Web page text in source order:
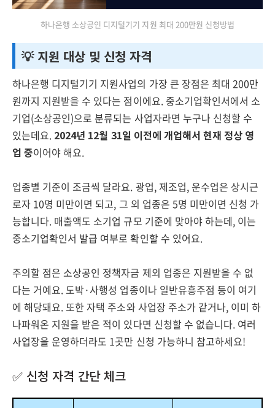
하나은행 소상공인 디지털기기 지원 최대 200만원 신청방법
💡 지원 대상 및 신청 자격
하나은행 디지털기기 지원사업의 가장 큰 장점은 최대 200만
원까지 지원받을 수 있다는 점이에요. 중소기업확인서에서 소
기업(소상공인)으로 분류되는 사업자라면 누구나 신청할 수
있는데요. 2024년 12월 31일 이전에 개업해서 현재 정상 영
업 중이어야 해요.
업종별 기준이 조금씩 달라요. 광업, 제조업, 운수업은 상시근
로자 10명 미만이면 되고, 그 외 업종은 5명 미만이면 신청 가
능합니다. 매출액도 소기업 규모 기준에 맞아야 하는데, 이는
중소기업확인서 발급 여부로 확인할 수 있어요.
주의할 점은 소상공인 정책자금 제외 업종은 지원받을 수 없
다는 거예요. 도박·사행성 업종이나 일반유흥주점 등이 여기
에 해당돼요. 또한 자택 주소와 사업장 주소가 같거나, 이미 하
나파워온 지원을 받은 적이 있다면 신청할 수 없습니다. 여러
사업장을 운영하더라도 1곳만 신청 가능하니 참고하세요!
✅ 신청 자격 간단 체크